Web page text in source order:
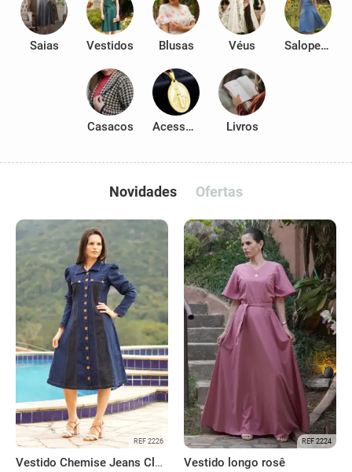
Saias Vestidos Blusas Véus Salopetes
Casacos Acessórios Livros
Novidades Ofertas
REF 2226
Vestido Chemise Jeans Clássica Serena
REF 2224
Vestido longo rosê